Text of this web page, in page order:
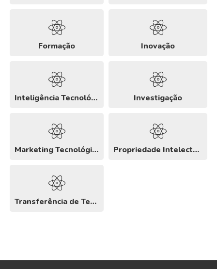
Formação Inovação
Inteligência Tecnológica Investigação
Marketing Tecnológico Propriedade Intelectual e Industrial
Transferência de Tecnologia